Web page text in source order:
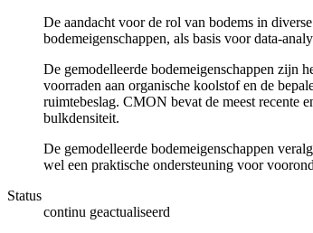
De aandacht voor de rol van bodems in
bodemeigenschappen, als basis voor data-
De gemodelleerde bodemeigenschappen zijn
voorraden aan organische koolstof en de
ruimtebeslag. CMON bevat de meest recente
bulkdensiteit.
De gemodelleerde bodemeigenschappen
wel een praktische ondersteuning voor
Status
continu geactualiseerd